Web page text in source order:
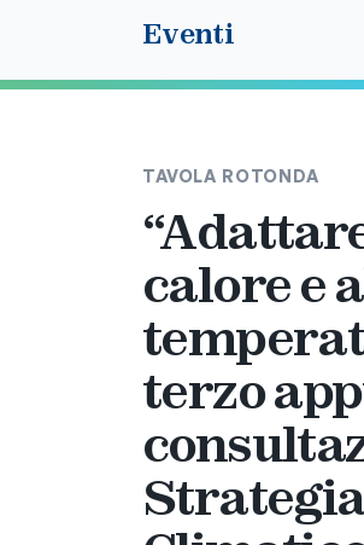
Eventi
TAVOLA ROTONDA
calore e
terzo